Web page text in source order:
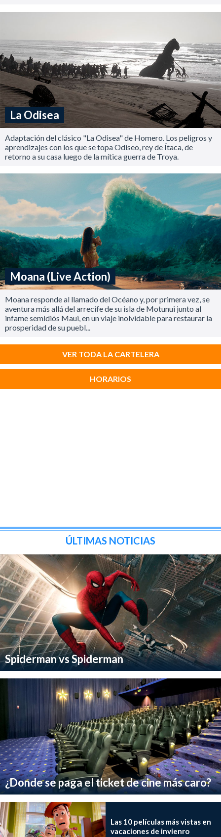
La Odisea
Adaptación del clásico "La Odisea" de Homero. Los peligros y
aprendizajes con los que se topa Odiseo, rey de Ítaca, de
retorno a su casa luego de la mítica guerra de Troya.
Moana (Live Action)
Moana responde al llamado del Océano y, por primera vez, se
aventura más allá del arrecife de su isla de Motunui junto al
infame semidiós Maui, en un viaje inolvidable para restaurar la
prosperidad de su puebl...
VER TODA LA CARTELERA
HORARIOS
ÚLTIMAS NOTICIAS
Spiderman vs Spiderman
¿Donde se paga el ticket de cine más caro?
Las 10 películas más vistas en
vacaciones de invienro